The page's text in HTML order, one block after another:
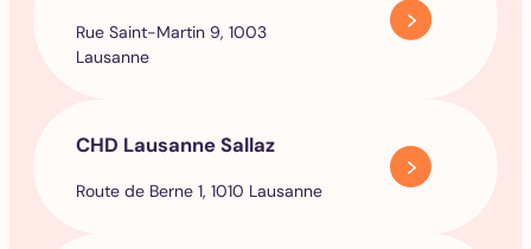
Rue Saint-Martin 9, 1003
Lausanne
CHD Lausanne Sallaz
Route de Berne 1, 1010 Lausanne